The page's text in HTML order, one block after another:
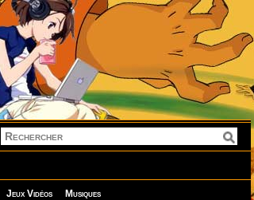
Jeux Vidéos Musiques